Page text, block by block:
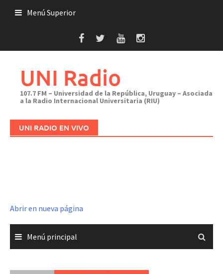
Menú Superior
UNI Radio
107.7 FM – Universidad de la República, Uruguay – Asociada
a la Radio Internacional Universitaria (RIU)
UNI RADIO EN VIVO
Abrir en nueva página
Menú principal